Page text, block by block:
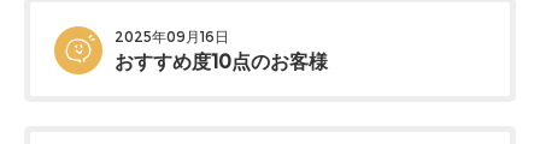
2025年09月16日
おすすめ度10点のお客様